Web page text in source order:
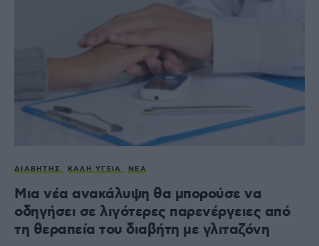
ΔΙΑΒΉΤΗΣ ΚΑΛΉ ΥΓΕΊΑ ΝΈΑ
Μια νέα ανακάλυψη θα μπορούσε να
οδηγήσει σε λιγότερες παρενέργειες από
τη θεραπεία του διαβήτη με γλιταζόνη